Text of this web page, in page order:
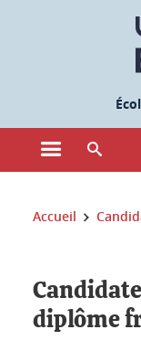
Ouvrir le menu
Vous êtes ici :
Accueil
diplôme